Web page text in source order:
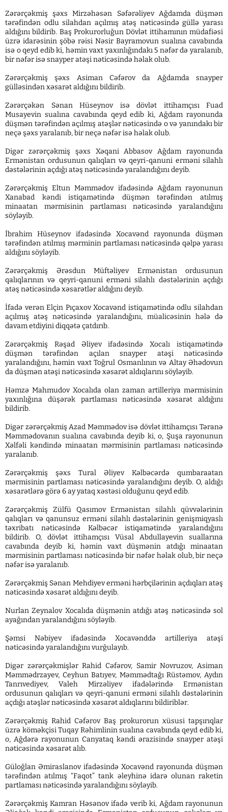
Zərərçəkmiş şəxs Mirzəhəsən Səfərəliyev Ağdamda düşmən
tərəfindən odlu silahdan açılmış atəş nəticəsində güllə yarası
aldığını bildirib. Baş Prokurorluğun Dövlət ittihamının müdafiəsi
üzrə idarəsinin şöbə rəisi Nəsir Bayramovun sualına cavabında
isə o qeyd edib ki, həmin vaxt yaxınlığındakı 5 nəfər də yaralanıb,
bir nəfər isə snayper atəşi nəticəsində həlak olub.
Zərərçəkmiş şəxs Asiman Cəfərov da Ağdamda snayper
gülləsindən xəsarət aldığını bildirib.
Zərərçəkən Sənan Hüseynov isə dövlət ittihamçısı Fuad
Musayevin sualına cavabında qeyd edib ki, Ağdam rayonunda
düşmən tərəfindən açılmış atəşlər nəticəsində o və yanındakı bir
neçə şəxs yaralanıb, bir neçə nəfər isə həlak olub.
Digər zərərçəkmiş şəxs Xəqani Abbasov Ağdam rayonunda
Ermənistan ordusunun qalıqları və qeyri-qanuni erməni silahlı
dəstələrinin açdığı atəş nəticəsində yaralandığını deyib.
Zərərçəkmiş Eltun Məmmədov ifadəsində Ağdam rayonunun
Xanabad kəndi istiqamətində düşmən tərəfindən atılmış
minaatan mərmisinin partlaması nəticəsində yaralandığını
söyləyib.
İbrahim Hüseynov ifadəsində Xocavənd rayonunda düşmən
tərəfindən atılmış mərminin partlaması nəticəsində qəlpə yarası
aldığını söyləyib.
Zərərçəkmiş Ərəsdun Müftəliyev Ermənistan ordusunun
qalıqlarının və qeyri-qanuni erməni silahlı dəstələrinin açdığı
atəş nəticəsində xəsarətlər aldığını deyib.
İfadə verən Elçin Pıçaxov Xocavənd istiqamətində odlu silahdan
açılmış atəş nəticəsində yaralandığını, müalicəsinin hələ də
davam etdiyini diqqətə çatdırıb.
Zərərçəkmiş Rəşad Əliyev ifadəsində Xocalı istiqamətində
düşmən tərəfindən açılan snayper atəşi nəticəsində
yaralandığını, həmin vaxt Toğrul Osmanlının və Altay Əhədovun
da düşmən atəşi nəticəsində xəsarət aldıqlarını söyləyib.
Həmzə Mahmudov Xocalıda olan zaman artilleriya mərmisinin
yaxınlığına düşərək partlaması nəticəsində xəsarət aldığını
bildirib.
Digər zərərçəkmiş Azad Məmmədov isə dövlət ittihamçısı Təranə
Məmmədovanın sualına cavabında deyib ki, o, Şuşa rayonunun
Xəlfəli kəndində minaatan mərmisinin partlaması nəticəsində
yaralanıb.
Zərərçəkmiş şəxs Tural Əliyev Kəlbəcərdə qumbaraatan
mərmisinin partlaması nəticəsində yaralandığını deyib. O, aldığı
xəsarətlərə görə 6 ay yataq xəstəsi olduğunu qeyd edib.
Zərərçəkmiş Zülfü Qasımov Ermənistan silahlı qüvvələrinin
qalıqları və qanunsuz erməni silahlı dəstələrinin genişmiqyaslı
təxribatı nəticəsində Kəlbəcər istiqamətində yaralandığını
bildirib. O, dövlət ittihamçısı Vüsal Abdullayevin suallarına
cavabında deyib ki, həmin vaxt düşmənin atdığı minaatan
mərmisinin partlaması nəticəsində bir nəfər həlak olub, bir neçə
nəfər isə yaralanıb.
Zərərçəkmiş Sənan Mehdiyev erməni hərbçilərinin açdıqları atəş
nəticəsində xəsarət aldığını deyib.
Nurlan Zeynalov Xocalıda düşmənin atdığı atəş nəticəsində sol
ayağından yaralandığını söyləyib.
Şəmsi Nəbiyev ifadəsində Xocavənddə artilleriya atəşi
nəticəsində yaralandığını vurğulayıb.
Digər zərərçəkmişlər Rahid Cəfərov, Samir Novruzov, Asiman
Məmmədrzayev, Ceyhun Batıyev, Məmmədtağı Rüstəmov, Aydın
Tanrıvediyev, Valeh Mirzəliyev ifadələrində Ermənistan
ordusunun qalıqları və qeyri-qanuni erməni silahlı dəstələrinin
açdığı atəşlər nəticəsində xəsarət aldıqlarını bildiriblər.
Zərərçəkmiş Rahid Cəfərov Baş prokurorun xüsusi tapşırıqlar
üzrə köməkçisi Tuqay Rəhimlinin sualına cavabında qeyd edib ki,
o, Ağdərə rayonunun Canyataq kəndi ərazisində snayper atəşi
nəticəsində xəsarət alıb.
Güloğlan Əmiraslanov ifadəsində Xocavənd rayonunda düşmən
tərəfindən atılmış “Faqot” tank əleyhinə idarə olunan raketin
partlaması nəticəsində yaralandığını söyləyib.
Zərərçəkmiş Kamran Həsənov ifadə verib ki, Ağdam rayonunun